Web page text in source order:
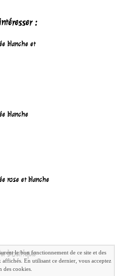
:
blanche et
blanche
rose et blanche
boutique
le bon fonctionnement de ce site et des
affichés. En utilisant ce dernier, vous acceptez
des cookies.